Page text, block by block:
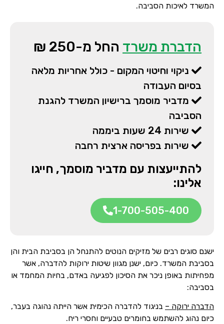
המשרד לאיכות הסביבה.
הדברת משרד החל מ-250 ₪
ניקוי וחיטוי המקום - כולל אחריות מלאה
בסיום העבודה
מדביר מוסמך ברישיון המשרד להגנת
הסביבה
שירות 24 שעות ביממה
שירות בפריסה ארצית רחבה
להתייעצות עם מדביר מוסמך, חייגו
אלינו:
1-700-505-400
ישנם סוגים רבים של מזיקים הנוטים להתנחל הן בסביבת הבית והן
בסביבת המשרד. כיום, ישנן מגוון שיטות ירוקות להדברה, אשר
מפחיתות באופן ניכר את הסיכון לפגיעה באדם, בחיות המחמד או
בסביבה:
הדברה ירוקה – בניגוד להדברה הכימית אשר הייתה נהוגה בעבר,
כיום נהוג להשתמש בחומרים טבעיים וחסרי ריח.